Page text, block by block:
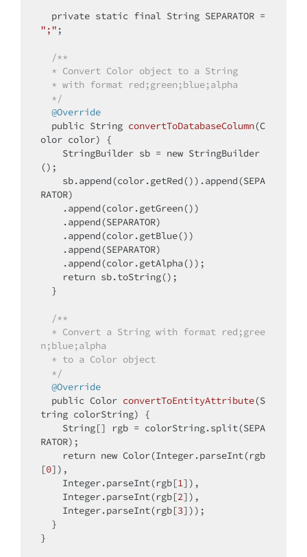
private static final
";" ;
/**
  */
@Override
public String convertToDatabaseColumn(C
olor color)
{
    StringBuilder sb =
new StringBuilder
();
RATOR)
return sb.toString();
/**
n;blue;alpha
  */
@Override
public Color convertToEntityAttribute(S
tring colorString)
{
RATOR);
return new Color(Integer.parseInt(rgb
[0]),
    Integer.parseInt(rgb[
1]),
    Integer.parseInt(rgb[
2]),
    Integer.parseInt(rgb[
3]));
}